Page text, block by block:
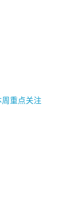
周重点关注